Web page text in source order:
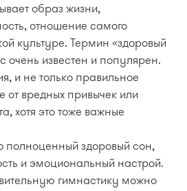
образ жизни,
отношение самого
культуре. Термин «здоровый
очень известен и популярен.
и не только правильное
от вредных привычек или
хотя это тоже важные
полноценный здоровый сон,
и эмоциональный настрой.
гимнастику можно